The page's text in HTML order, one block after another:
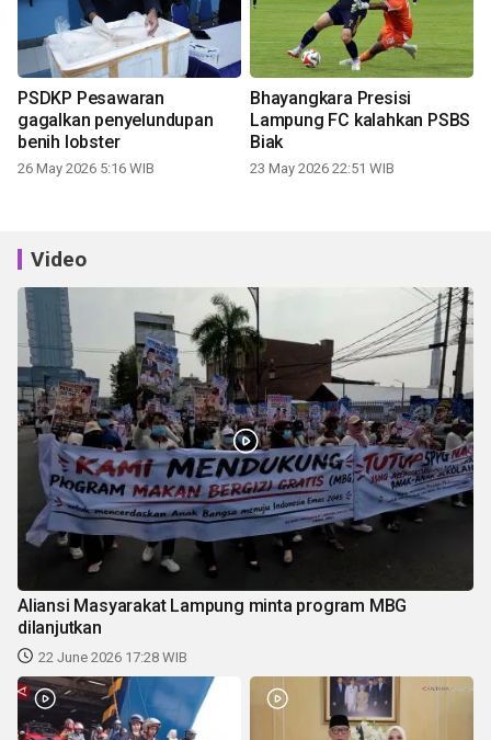
PSDKP Pesawaran
gagalkan penyelundupan
benih lobster
26 May 2026 5:16 WIB
Bhayangkara Presisi
Lampung FC kalahkan PSBS
Biak
23 May 2026 22:51 WIB
Video
Aliansi Masyarakat Lampung minta program MBG
dilanjutkan
22 June 2026 17:28 WIB